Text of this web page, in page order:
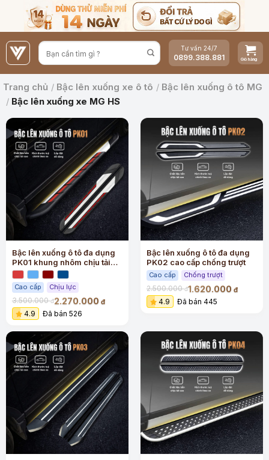
nội
dung
Tư vấn 24/7
0899.388.881
Trang chủ / Bậc lên xuống xe ô tô / Bậc lên xuống ô tô MG
/ Bậc lên xuống xe MG HS
Bậc lên xuống ô tô đa dụng
PK01 khung nhôm chịu tải
lớn
Cao cấp Chịu lực
3.500.000đ2.270.000 đ
4.9 Đã bán 526
Bậc lên xuống ô tô đa dụng
PK02 cao cấp chống trượt
Cao cấp Chống trượt
2.500.000đ1.620.000 đ
4.9 Đã bán 445